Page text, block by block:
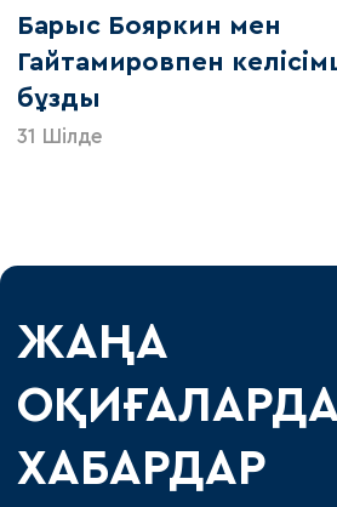
Барыс Бояркин мен
Гайтамировпен
бұзды
31 Шілде
ЖАҢА
ХАБАРДАР